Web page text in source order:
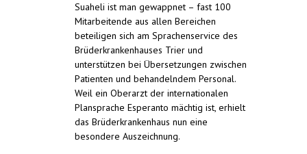
Suaheli ist man gewappnet – fast 100
Mitarbeitende aus allen Bereichen
beteiligen sich am Sprachenservice des
Brüderkrankenhauses Trier und
unterstützen bei Übersetzungen zwischen
Patienten und behandelndem Personal.
Weil ein Oberarzt der internationalen
Plansprache Esperanto mächtig ist, erhielt
das Brüderkrankenhaus nun eine
besondere Auszeichnung.